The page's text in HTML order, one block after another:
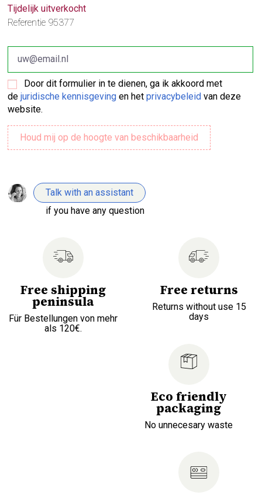
Tijdelijk uitverkocht
Referentie 95377
Door dit formulier in te dienen, ga ik akkoord met
dejuridische kennisgeving en hetprivacybeleid van deze
website.
Talk with an assistant
if you have any question
Free shipping
peninsula
Für Bestellungen von mehr
als 120€.
Free returns
Returns without use 15
days
Eco friendly
packaging
No unnecesary waste